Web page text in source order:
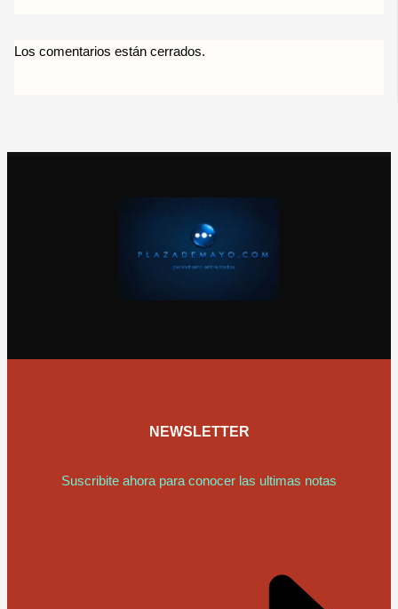
Los comentarios están cerrados.
NEWSLETTER
Suscribite ahora para conocer las ultimas notas